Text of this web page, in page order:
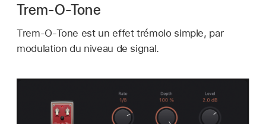
Trem-O-Tone
Trem-O-Tone est un effet trémolo simple, par
modulation du niveau de signal.